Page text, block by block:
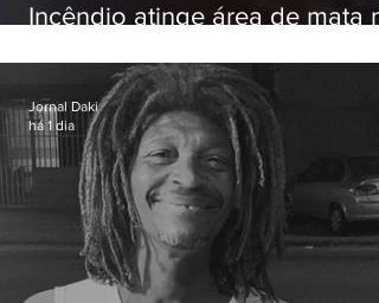
Incêndio atinge área de mata
Iguaçu
Jornal Daki
há 1 dia